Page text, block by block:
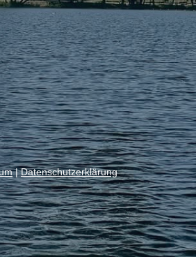
|Datenschutzerklärung